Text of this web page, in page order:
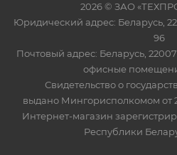
2026 © ЗАО
Юридический адрес: Беларусь,
96
Почтовый адрес: Беларусь,
офисные
Свидетельство о
выдано Мингорисполкомом от
Интернет-магазин
Республики